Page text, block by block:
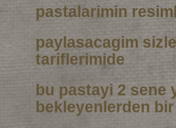
pastalarimin
paylasacagim
tariflerimide
bu pastayi 2 sene
bekleyenlerden